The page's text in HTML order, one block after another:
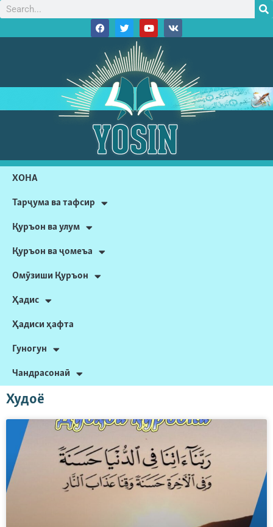
ХОНА
Тарҷума ва тафсир
Қуръон ва улум
Қуръон ва ҷомеъа
Омӯзиши Қуръон
Ҳадис
Ҳадиси ҳафта
Гуногун
Чандрасонаӣ
Худоё